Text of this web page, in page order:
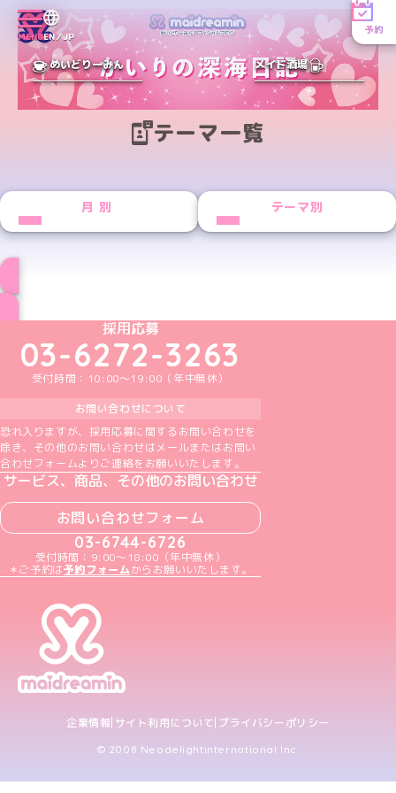
MENUEN／JP
予約
めいどりーみん メイド酒場
テーマ一覧
月別 テーマ別
めいどりーみんTikTok公式アカウント
めいどりーみんX公式アカウント
めいどりーみんInstagram公式アカウント
めいどりーみんFacebook公式アカウン
めいどりーみんYouTube公式アカ
採用応募
03-6272-3263
受付時間：10:00～19:00（年中無休）
お問い合わせについて
恐れ入りますが、採用応募に関するお問い合わせを
除き、その他のお問い合わせはメールまたはお問い
合わせフォームよりご連絡をお願いいたします。
サービス、商品、その他のお問い合わせ
お問い合わせフォーム
03-6744-6726
受付時間：9:00～18:00（年中無休）
＊ご予約は予約フォームからお願いいたします。
企業情報 サイト利用について プライバシーポリシー
© 2008 Neodelightinternational Inc.